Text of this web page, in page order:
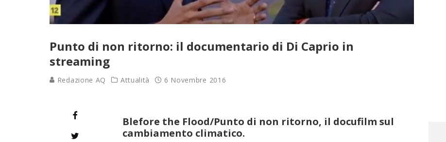
Punto di non ritorno: il documentario di Di Caprio in
streaming
Redazione AQ Attualità 6 Novembre 2016
Blefore the Flood/Punto di non ritorno, il docufilm sul
cambiamento climatico.